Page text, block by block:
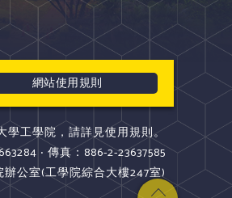
網站使用規則
學工學院，請詳見使用規則。
‧ 傳真：886-2-23637585
公室(工學院綜合大樓247室)